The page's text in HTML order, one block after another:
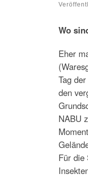
Wo
Eher
Tag
den
NABU
Für die